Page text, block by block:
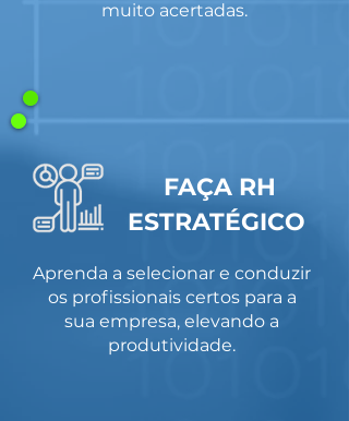
muito acertadas.
FAÇA RH
ESTRATÉGICO
Aprenda a selecionar e conduzir
os profissionais certos para a
sua empresa, elevando a
produtividade.